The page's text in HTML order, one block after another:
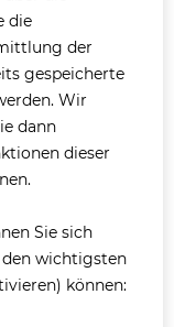
die
der
gespeicherte
Wir
dann
dieser
Sie sich
den wichtigsten
können: